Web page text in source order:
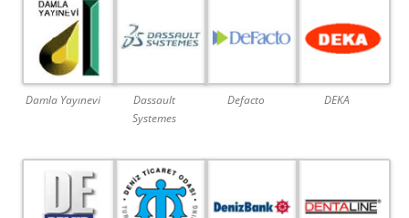
Damla Yayınevi
Dassault
Systemes
Defacto DEKA